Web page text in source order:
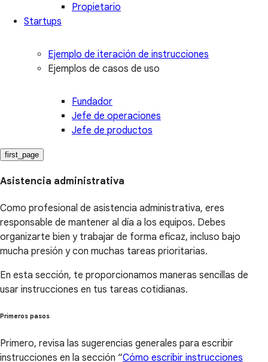
Propietario
Startups
Ejemplo de iteración de instrucciones
Ejemplos de casos de uso
Fundador
Jefe de operaciones
Jefe de productos
first_page
Asistencia administrativa
Como profesional de asistencia administrativa, eres
responsable de mantener al día a los equipos. Debes
organizarte bien y trabajar de forma eficaz, incluso bajo
mucha presión y con muchas tareas prioritarias.
En esta sección, te proporcionamos maneras sencillas de
usar instrucciones en tus tareas cotidianas.
Primeros pasos
Primero, revisa las sugerencias generales para escribir
instrucciones en la sección “Cómo escribir instrucciones